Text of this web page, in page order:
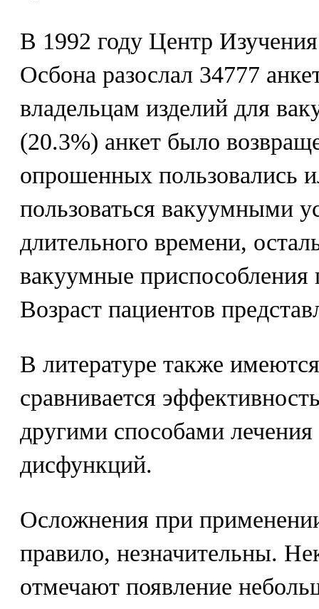
В 1992 году Центр
Осбона разослал 34777
владельцам изделий для
(20.3%) анкет было
опрошенных пользовались
пользоваться вакуумными
длительного времени,
вакуумные
Возраст пациентов
В литературе также
сравнивается
другими способами
дисфункций.
Осложнения при
правило, незначительны.
отмечают появление